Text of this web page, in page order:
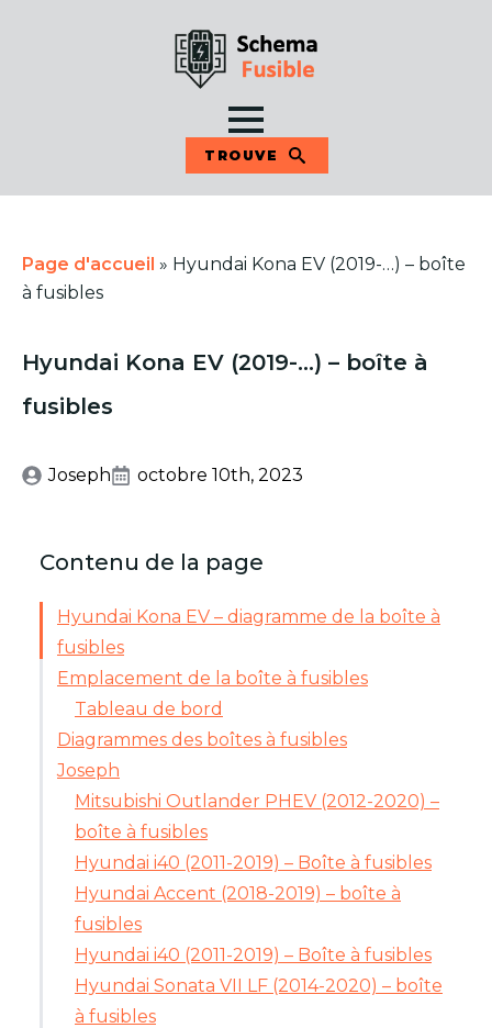
TROUVE
Page d'accueil » Hyundai Kona EV (2019-…) – boîte
à fusibles
Hyundai Kona EV (2019-…) – boîte à
fusibles
Joseph octobre 10th, 2023
Contenu de la page
Hyundai Kona EV – diagramme de la boîte à
fusibles
Emplacement de la boîte à fusibles
Tableau de bord
Diagrammes des boîtes à fusibles
Joseph
Mitsubishi Outlander PHEV (2012-2020) –
boîte à fusibles
Hyundai i40 (2011-2019) – Boîte à fusibles
Hyundai Accent (2018-2019) – boîte à
fusibles
Hyundai i40 (2011-2019) – Boîte à fusibles
Hyundai Sonata VII LF (2014-2020) – boîte
à fusibles